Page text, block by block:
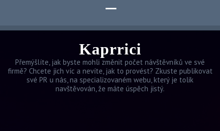
Kaprrici
Přemýšlíte, jak byste mohli změnit počet návštěvníků ve své
firmě? Chcete jich víc a nevíte, jak to provést? Zkuste publikovat
své PR u nás, na specializovaném webu, který je tolik
navštěvován, že máte úspěch jistý.